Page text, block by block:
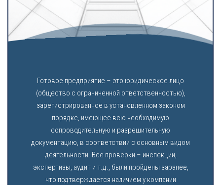
Готовое предприятие – это юридическое лицо
(общество с ограниченной ответственностью),
зарегистрированное в установленном законом
порядке, имеющее всю необходимую
сопроводительную и разрешительную
документацию, в соответствии с основным видом
деятельности. Все проверки – инспекции,
экспертизы, аудит и т.д., были пройдены заранее,
что подтверждается наличием у компании